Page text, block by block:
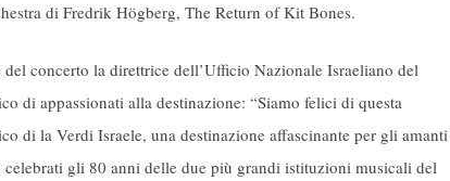
di Fredrik Högberg, The Return of Kit Bones.
concerto la direttrice dell’Ufficio Nazionale Israeliano del
di appassionati alla destinazione: “Siamo felici di questa
di la Verdi Israele, una destinazione affascinante per gli amanti
gli 80 anni delle due più grandi istituzioni musicali del